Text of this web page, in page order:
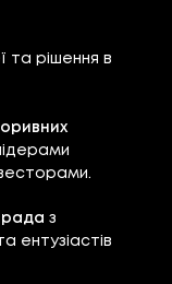
та рішення в
рада з
ентузіастів